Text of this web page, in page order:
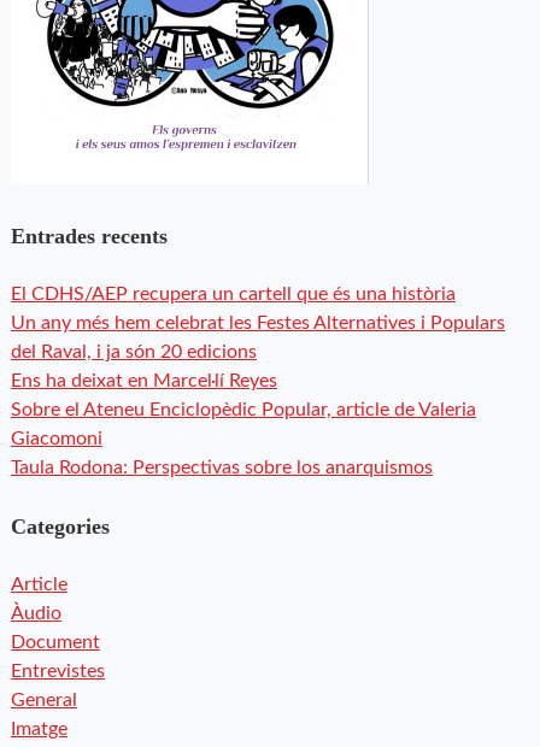
Entrades recents
El CDHS/AEP recupera un cartell que és una història
Un any més hem celebrat les Festes Alternatives i Populars
del Raval, i ja són 20 edicions
Ens ha deixat en Marcel·lí Reyes
Sobre el Ateneu Enciclopèdic Popular, article de Valeria
Giacomoni
Taula Rodona: Perspectivas sobre los anarquismos
Categories
Article
Àudio
Document
Entrevistes
General
Imatge